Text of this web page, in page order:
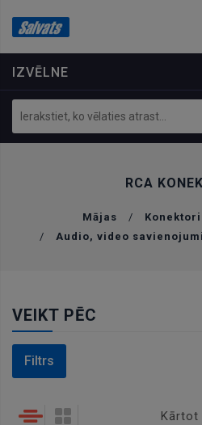
IZVĒLNE
PROFILS
Ielogoties
Izveidot kontu
RCA
Mājas /
/
Audio, video savienojumi
VEIKT PĒC
Filtrs
Kārtot